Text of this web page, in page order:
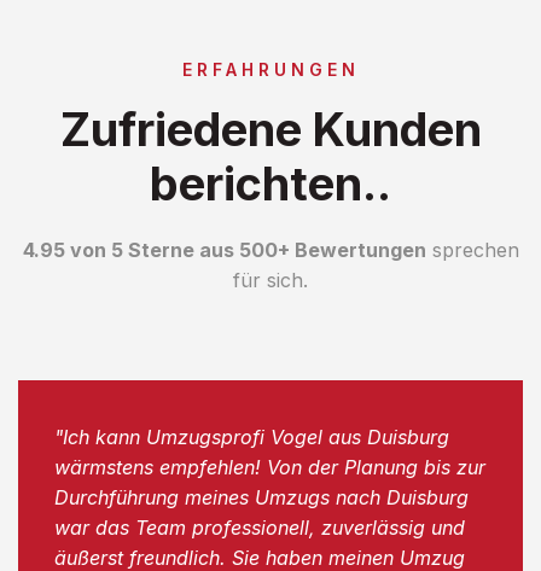
ERFAHRUNGEN
Zufriedene Kunden
berichten..
4.95 von 5 Sterne aus 500+ Bewertungen sprechen
für sich.
"Ich kann Umzugsprofi Vogel aus Duisburg
wärmstens empfehlen! Von der Planung bis zur
Durchführung meines Umzugs nach Duisburg
war das Team professionell, zuverlässig und
äußerst freundlich. Sie haben meinen Umzug